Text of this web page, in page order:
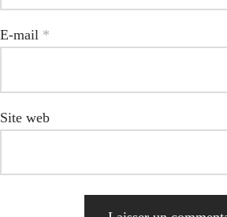
E-mail *
Site web